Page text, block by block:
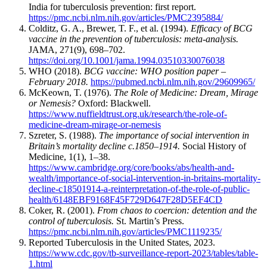
India for tuberculosis prevention: first report.
https://pmc.ncbi.nlm.nih.gov/articles/PMC2395884/
Colditz, G. A., Brewer, T. F., et al. (1994). Efficacy of BCG
vaccine in the prevention of tuberculosis: meta-analysis.
JAMA, 271(9), 698–702.
https://doi.org/10.1001/jama.1994.03510330076038
WHO (2018). BCG vaccine: WHO position paper –
February 2018. https://pubmed.ncbi.nlm.nih.gov/29609965/
McKeown, T. (1976). The Role of Medicine: Dream, Mirage
or Nemesis? Oxford: Blackwell.
https://www.nuffieldtrust.org.uk/research/the-role-of-
medicine-dream-mirage-or-nemesis
Szreter, S. (1988). The importance of social intervention in
Britain’s mortality decline c.1850–1914. Social History of
Medicine, 1(1), 1–38.
https://www.cambridge.org/core/books/abs/health-and-
wealth/importance-of-social-intervention-in-britains-mortality-
decline-c18501914-a-reinterpretation-of-the-role-of-public-
health/6148EBF9168F45F729D647F28D5EF4CD
Coker, R. (2001). From chaos to coercion: detention and the
control of tuberculosis. St. Martin’s Press.
https://pmc.ncbi.nlm.nih.gov/articles/PMC1119235/
Reported Tuberculosis in the United States, 2023.
https://www.cdc.gov/tb-surveillance-report-2023/tables/table-
1.html